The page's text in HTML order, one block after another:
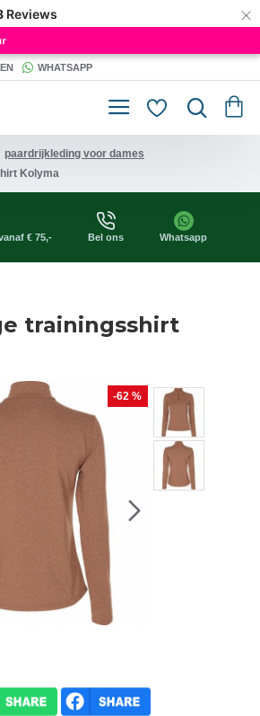
Reviews ×
WHATSAPP
paardrijkleding voor dames
Kolyma
€ 75,- Bel ons Whatsapp
trainingsshirt
-62 %